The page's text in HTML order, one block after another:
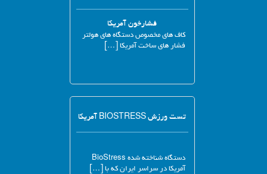
فشارخون آمریکا
کاف های مخصوص دستگاه های هولتر
فشار های ساخت آمریکا […]
تست ورزش BIOSTRESS آمریکا
دستگاه شناخته شده BioStress
آمریکا در سراسر ایران که با […]